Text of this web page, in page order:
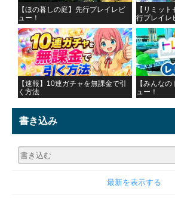
【ほの暮しの庭】先行プレイレビ
ュー！
【リミッ
行プレイレ
【速報】10連ガチャを無課金で引
く方法
【みんな
ュー！
書き込み
最新を表示する